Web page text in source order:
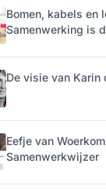
Bomen, kabels en
Samenwerking is
De visie van Karin
Eefje van
Samenwerkwijzer